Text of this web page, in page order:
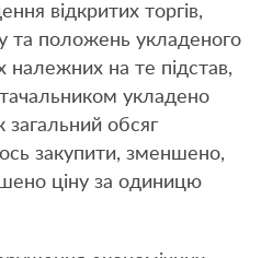
відкритих торгів,
та положень укладеного
належних на те підстав,
укладено
загальний обсяг
закупити, зменшено,
ціну за одиницю